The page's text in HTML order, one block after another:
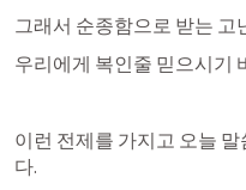
그래서 순종함으로 받는 고
우리에게 복인줄 믿으시기
이런 전제를 가지고 오늘
다.